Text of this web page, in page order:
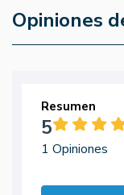
Opiniones
Resumen
5
1 Opiniones